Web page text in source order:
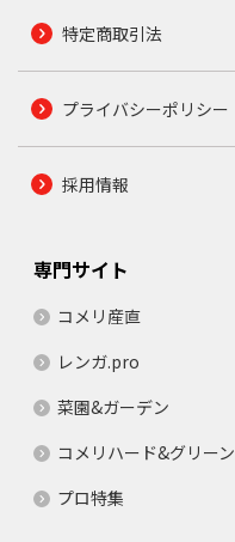
特定商取引法
プライバシーポリシー
採用情報
専門サイト
コメリ産直
レンガ.pro
菜園&ガーデン
コメリハード&グリーン
プロ特集